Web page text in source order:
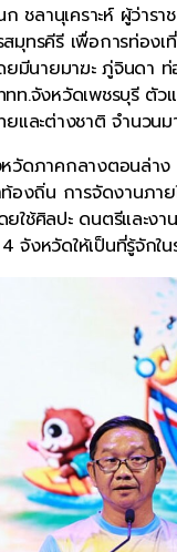
านุเคราะห์ ผู้ว่ารา
มุทรคีรี เพื่อการท่อง
ยมีนายมาฆะ ภู่จินดา
ท.จังหวัดเพชรบุรี ตั
และต่างชาติ จำนวน
วัดภาคกลางตอนล่
ถิ่น การจัดงานภาย
ใช้ศิลปะ ดนตรีและ
งหวัดให้เป็นที่รู้จักใน